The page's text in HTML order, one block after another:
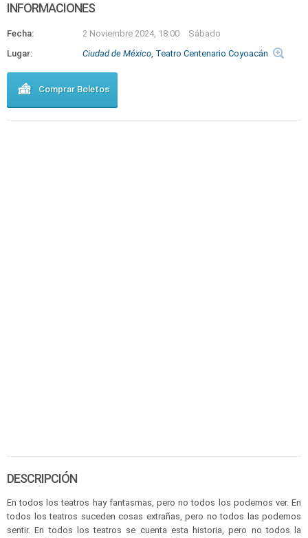
INFORMACIONES
Fecha: 2 Noviembre 2024, 18:00
Sábado
Lugar:
Ciudad de México, Teatro Centenario Coyoacán
Comprar Boletos
DESCRIPCIÓN
En todos los teatros hay fantasmas, pero no todos los podemos ver. En
todos los teatros suceden cosas extrañas, pero no todos las podemos
sentir. En todos los teatros se cuenta esta historia, pero no todos la